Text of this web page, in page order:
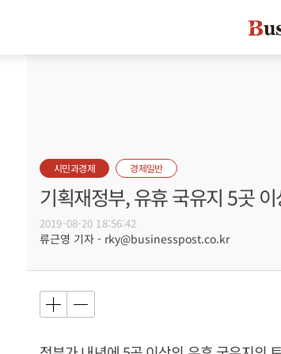
시민과경제 경제일반
기획재정부, 유휴 국유지 5곳
2019-08-20 18:56:42
류근영 기자 - rky@businesspost.co.kr